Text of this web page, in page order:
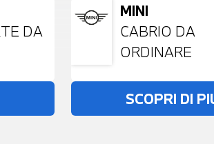
DA
MINI
CABRIO DA
ORDINARE
SCOPRI DI